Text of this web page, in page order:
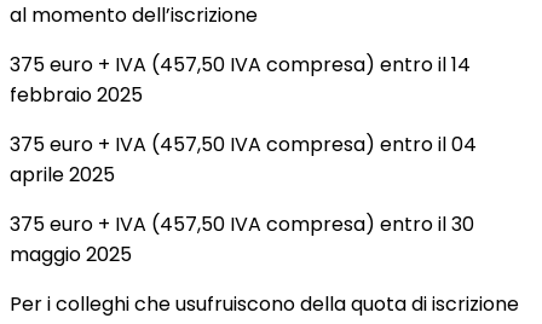
al momento dell’iscrizione
375 euro + IVA (457,50 IVA compresa) entro il 14
febbraio 2025
375 euro + IVA (457,50 IVA compresa) entro il 04
aprile 2025
375 euro + IVA (457,50 IVA compresa) entro il 30
maggio 2025
Per i colleghi che usufruiscono della quota di iscrizione